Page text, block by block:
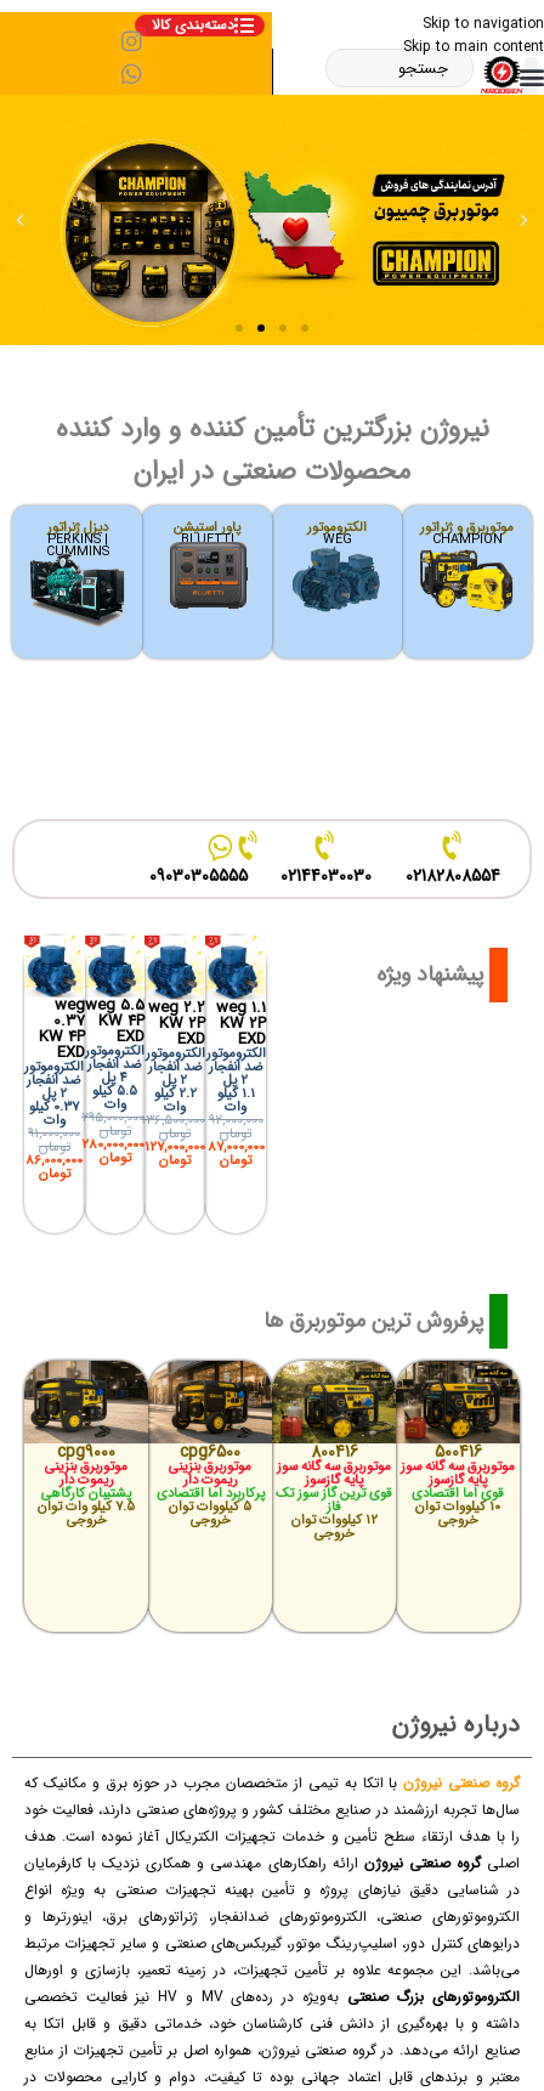
Skip to navigation
Skip to main content
دسته‌بندی کالا
نیروژن بزرگترین تأمین کننده و وارد کننده
محصولات صنعتی در ایران
موتوربرق و ژنراتور
CHAMPION
الکتروموتور
WEG
پاور استیشن
BLUETTI
دیزل ژنراتور
PERKINS |
CUMMINS
02182808554
02144030030
09030305555
پیشنهاد ویژه
weg 1.1
KW 2P
EXD
الکتروموتور
ضد انفجار
2 پل
1.1 کیلو
وات
92,000,000
تومان
87,000,000
تومان
weg 2.2
KW 2P
EXD
الکتروموتور
ضد انفجار
2 پل
2.2 کیلو
وات
136,500,000
تومان
127,000,000
تومان
weg 5.5
KW 4P
EXD
الکتروموتور
ضد انفجار
4 پل
5.5 کیلو
وات
295,000,000
تومان
280,000,000
تومان
weg
0.37
KW 4P
EXD
الکتروموتور
ضد انفجار
2 پل
0.37 کیلو
وات
91,000,000
تومان
86,000,000
تومان
پرفروش ترین موتوربرق ها
500416
موتوربرق سه گانه سوز
پایه گازسوز
قوی اما اقتصادی
10 کیلووات توان
خروجی
800416
موتوربرق سه گانه سوز
پایه گازسوز
قوی ترین گاز سوز تک
فاز
12 کیلووات توان
خروجی
cpg6500
موتوربرق بنزینی
ریموت دار
پرکاربرد اما اقتصادی
5 کیلووات توان
خروجی
cpg9000
موتوربرق بنزینی
ریموت دار
پشتیبان کارگاهی
7.5 کیلو وات توان
خروجی
درباره نیروژن
گروه صنعتی نیروژن با اتکا به تیمی از متخصصان مجرب در حوزه برق و مکانیک که
سال‌ها تجربه ارزشمند در صنایع مختلف کشور و پروژه‌های صنعتی دارند، فعالیت خود
را با هدف ارتقاء سطح تأمین و خدمات تجهیزات الکتریکال آغاز نموده است. هدف
اصلیگروه صنعتی نیروژن ارائه راهکارهای مهندسی و همکاری نزدیک با کارفرمایان
در شناسایی دقیق نیازهای پروژه و تأمین بهینه تجهیزات صنعتی به ویژه انواع
الکتروموتورهای صنعتی، الکتروموتورهای ضدانفجار، ژنراتورهای برق، اینورترها و
درایوهای کنترل دور، اسلیپ‌رینگ موتور، گیربکس‌های صنعتی و سایر تجهیزات مرتبط
می‌باشد. این مجموعه علاوه بر تأمین تجهیزات، در زمینه تعمیر، بازسازی و اورهال
الکتروموتورهای بزرگ صنعتی
به‌ویژه در رده‌های MV و HV نیز فعالیت تخصصی
داشته و با بهره‌گیری از دانش فنی کارشناسان خود، خدماتی دقیق و قابل اتکا به
صنایع ارائه می‌دهد. در گروه صنعتی نیروژن، همواره اصل بر تأمین تجهیزات از منابع
معتبر و برندهای قابل اعتماد جهانی بوده تا کیفیت، دوام و کارایی محصولات در